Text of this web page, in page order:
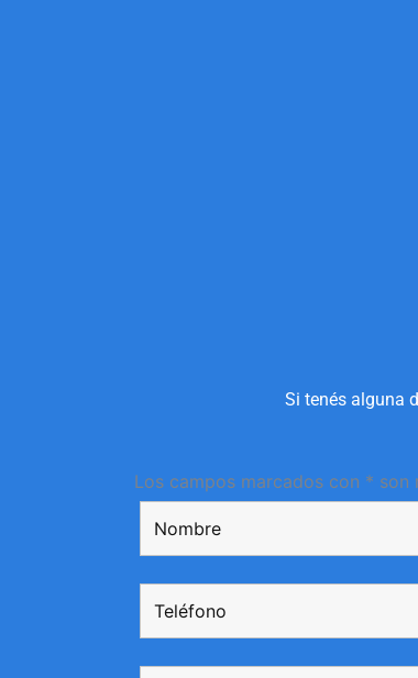
Si tenés alguna
Los campos marcados con * son